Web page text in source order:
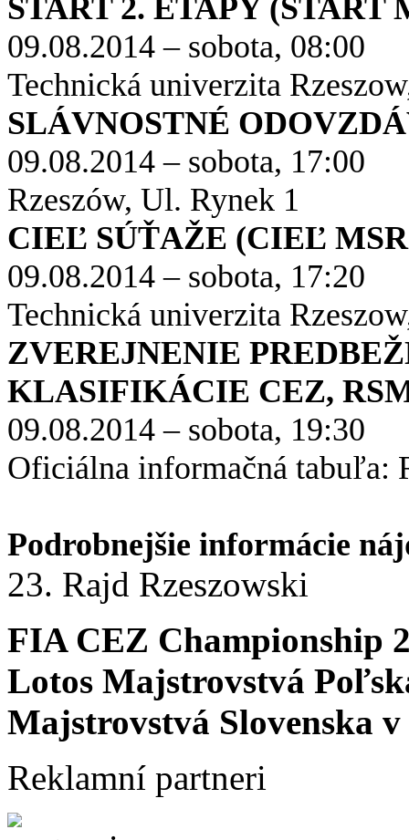
ŠTART 2. ETAPY (ŠTART
09.08.2014 – sobota, 08:00
Technická univerzita
SLÁVNOSTNÉ
09.08.2014 – sobota, 17:00
Rzeszów, Ul. Rynek 1
CIEĽ SÚŤAŽE (CIEĽ
09.08.2014 – sobota, 17:20
Technická univerzita
ZVEREJNENIE
KLASIFIKÁCIE CEZ,
09.08.2014 – sobota, 19:30
Oficiálna informačná tabuľa:
Podrobnejšie informácie
23. Rajd Rzeszowski
FIA CEZ Championship
Lotos Majstrovstvá
Majstrovstvá Slovenska
Reklamní partneri